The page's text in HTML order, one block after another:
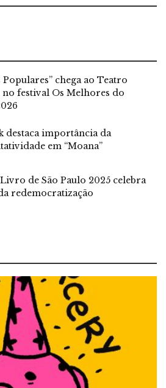
Populares” chega ao Teatro
festival Os Melhores do
destaca importância da
em “Moana”
de São Paulo 2025 celebra
redemocratização